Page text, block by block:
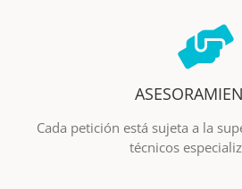
Cada petición está sujeta a la
técnicos